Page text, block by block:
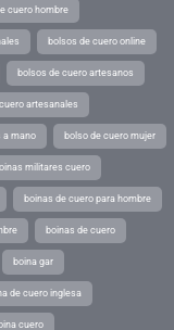
cuero hombre
bolsos de cuero online
bolsos de cuero artesanos
artesanales
a mano bolso de cuero mujer
militares cuero
boinas de cuero para hombre
boinas de cuero
boina gar
de cuero inglesa
cuero